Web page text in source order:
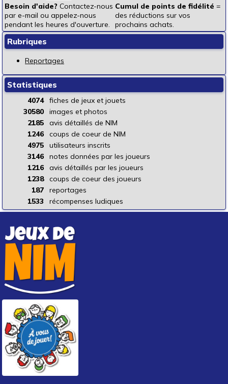
Besoin d'aide? Contactez-nous
par e-mail ou appelez-nous
pendant les heures d'ouverture.
Cumul de points de fidélité =
des réductions sur vos
prochains achats.
Rubriques
Reportages
Statistiques
4074
fiches de jeux et jouets
30580
images et photos
2185
avis détaillés de NIM
1246
coups de coeur de NIM
4975
utilisateurs inscrits
3146
notes données par les joueurs
1216
avis détaillés par les joueurs
1238
coups de coeur des joueurs
187
reportages
1533
récompenses ludiques